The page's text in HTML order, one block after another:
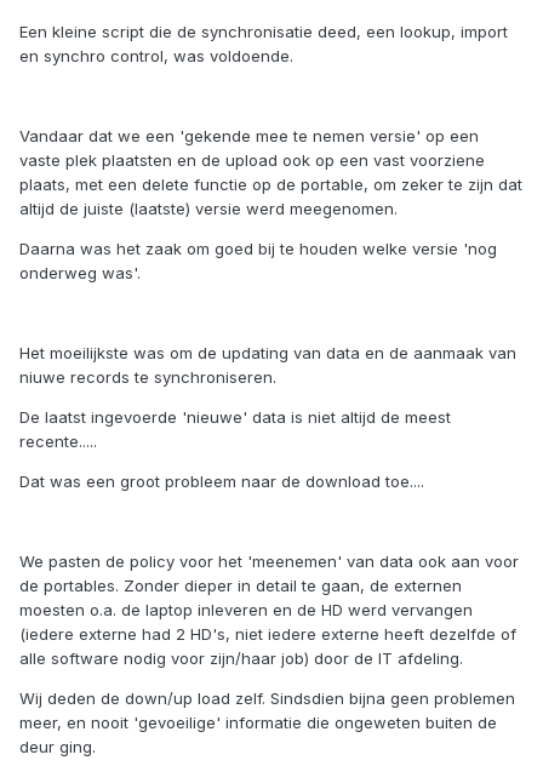
Een kleine script die de synchronisatie deed, een lookup, import
en synchro control, was voldoende.
Vandaar dat we een 'gekende mee te nemen versie' op een
vaste plek plaatsten en de upload ook op een vast voorziene
plaats, met een delete functie op de portable, om zeker te zijn dat
altijd de juiste (laatste) versie werd meegenomen.
Daarna was het zaak om goed bij te houden welke versie 'nog
onderweg was'.
Het moeilijkste was om de updating van data en de aanmaak van
niuwe records te synchroniseren.
De laatst ingevoerde 'nieuwe' data is niet altijd de meest
recente.....
Dat was een groot probleem naar de download toe....
We pasten de policy voor het 'meenemen' van data ook aan voor
de portables. Zonder dieper in detail te gaan, de externen
moesten o.a. de laptop inleveren en de HD werd vervangen
(iedere externe had 2 HD's, niet iedere externe heeft dezelfde of
alle software nodig voor zijn/haar job) door de IT afdeling.
Wij deden de down/up load zelf. Sindsdien bijna geen problemen
meer, en nooit 'gevoeilige' informatie die ongeweten buiten de
deur ging.